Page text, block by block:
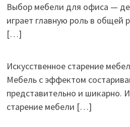
Выбор мебели для офиса —
играет главную роль в общей
[…]
Искусственное старение
Мебель с эффектом
представительно и шикарно.
старение мебели […]